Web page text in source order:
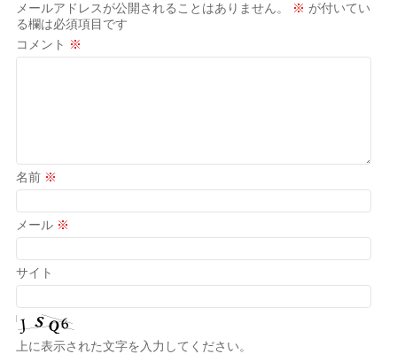
メールアドレスが公開されることはありません。 ※ が付いてい
る欄は必須項目です
コメント ※
名前 ※
メール ※
サイト
上に表示された文字を入力してください。